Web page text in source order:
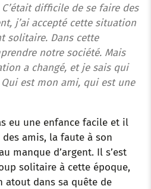
C’était difficile de se faire des
j’ai accepté cette situation
solitaire. Dans cette
notre société. Mais
a changé, et je sais qui
est mon ami, qui est une
eu une enfance facile et il
amis, la faute à son
manque d’argent. Il s’est
solitaire à cette époque,
atout dans sa quête de